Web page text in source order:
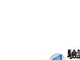
驗